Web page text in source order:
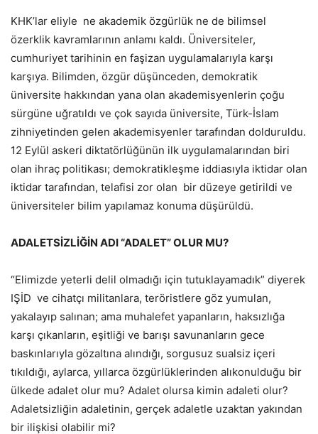
KHK’lar eliyle ne akademik özgürlük ne de bilimsel
özerklik kavramlarının anlamı kaldı. Üniversiteler,
cumhuriyet tarihinin en faşizan uygulamalarıyla karşı
karşıya. Bilimden, özgür düşünceden, demokratik
üniversite hakkından yana olan akademisyenlerin çoğu
sürgüne uğratıldı ve çok sayıda üniversite, Türk-İslam
zihniyetinden gelen akademisyenler tarafından dolduruldu.
12 Eylül askeri diktatörlüğünün ilk uygulamalarından biri
olan ihraç politikası; demokratikleşme iddiasıyla iktidar olan
iktidar tarafından, telafisi zor olan bir düzeye getirildi ve
üniversiteler bilim yapılamaz konuma düşürüldü.
ADALETSİZLİĞİN ADI “ADALET” OLUR MU?
“Elimizde yeterli delil olmadığı için tutuklayamadık” diyerek
IŞİD ve cihatçı militanlara, teröristlere göz yumulan,
yakalayıp salınan; ama muhalefet yapanların, haksızlığa
karşı çıkanların, eşitliği ve barışı savunanların gece
baskınlarıyla gözaltına alındığı, sorgusuz sualsiz içeri
tıkıldığı, aylarca, yıllarca özgürlüklerinden alıkonulduğu bir
ülkede adalet olur mu? Adalet olursa kimin adaleti olur?
Adaletsizliğin adaletinin, gerçek adaletle uzaktan yakından
bir ilişkisi olabilir mi?